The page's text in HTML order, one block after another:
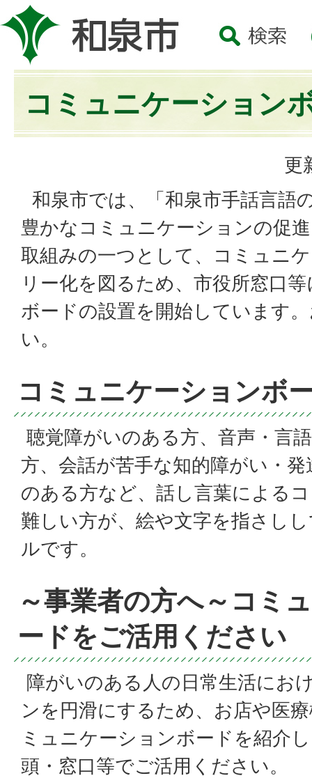
コミュニケーション
更
和泉市では、「和泉市手話言語
豊かなコミュニケーションの促
取組みの一つとして、コミュニ
リー化を図るため、市役所窓口
ボードの設置を開始しています
い。
コミュニケーションボ
聴覚障がいのある方、音声・言
方、会話が苦手な知的障がい・
のある方など、話し言葉による
難しい方が、絵や文字を指さし
ルです。
～事業者の方へ～コミ
ードをご活用ください
障がいのある人の日常生活にお
ンを円滑にするため、お店や医
ミュニケーションボードを紹介
頭・窓口等でご活用ください。